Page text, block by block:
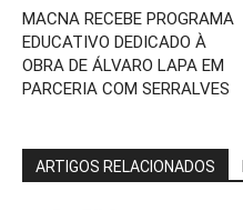
MACNA RECEBE PROGRAMA
EDUCATIVO DEDICADO À
OBRA DE ÁLVARO LAPA EM
PARCERIA COM SERRALVES
ARTIGOS RELACIONADOS